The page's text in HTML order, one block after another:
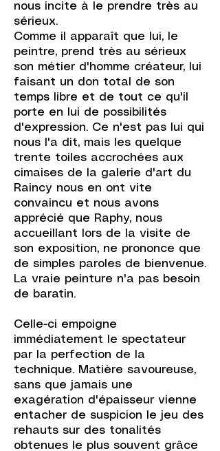
nous incite à le prendre très au
sérieux.
Comme il apparaît que lui, le
peintre, prend très au sérieux
son métier d'homme créateur, lui
faisant un don total de son
temps libre et de tout ce qu'il
porte en lui de possibilités
d'expression. Ce n'est pas lui qui
nous l'a dit, mais les quelque
trente toiles accrochées aux
cimaises de la galerie d'art du
Raincy nous en ont vite
convaincu et nous avons
apprécié que Raphy, nous
accueillant lors de la visite de
son exposition, ne prononce que
de simples paroles de bienvenue.
La vraie peinture n'a pas besoin
de baratin.
Celle-ci empoigne
immédiatement le spectateur
par la perfection de la
technique. Matière savoureuse,
sans que jamais une
exagération d'épaisseur vienne
entacher de suspicion le jeu des
rehauts sur des tonalités
obtenues le plus souvent grâce